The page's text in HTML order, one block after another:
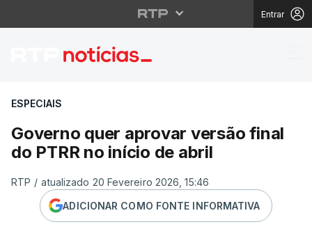
Entrar
Governo quer
ESPECIAIS
Governo quer aprovar versão final
do PTRR no início de abril
RTP / atualizado 20 Fevereiro 2026, 15:46
ADICIONAR COMO FONTE INFORMATIVA